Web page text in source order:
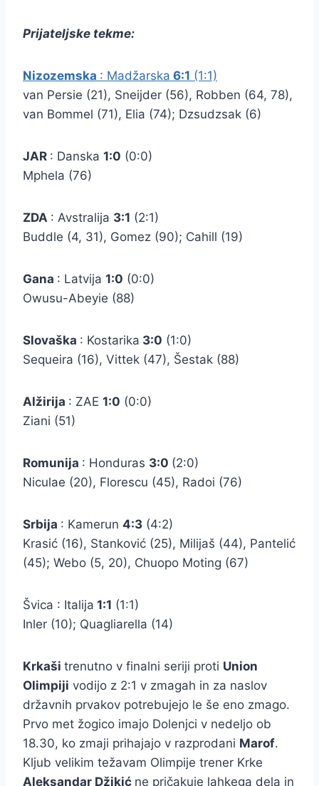
Prijateljske tekme:
Nizozemska : Madžarska 6:1 (1:1)
van Persie (21), Sneijder (56), Robben (64, 78),
van Bommel (71), Elia (74); Dzsudzsak (6)
JAR : Danska 1:0 (0:0)
Mphela (76)
ZDA : Avstralija 3:1 (2:1)
Buddle (4, 31), Gomez (90); Cahill (19)
Gana : Latvija 1:0 (0:0)
Owusu-Abeyie (88)
Slovaška : Kostarika 3:0 (1:0)
Sequeira (16), Vittek (47), Šestak (88)
Alžirija : ZAE 1:0 (0:0)
Ziani (51)
Romunija : Honduras 3:0 (2:0)
Niculae (20), Florescu (45), Radoi (76)
Srbija : Kamerun 4:3 (4:2)
Krasić (16), Stanković (25), Milijaš (44), Pantelić
(45); Webo (5, 20), Chuopo Moting (67)
Švica : Italija 1:1 (1:1)
Inler (10); Quagliarella (14)
Krkaši trenutno v finalni seriji proti Union
Olimpiji vodijo z 2:1 v zmagah in za naslov
državnih prvakov potrebujejo le še eno zmago.
Prvo met žogico imajo Dolenjci v nedeljo ob
18.30, ko zmaji prihajajo v razprodani Marof.
Kljub velikim težavam Olimpije trener Krke
Aleksandar Džikić ne pričakuje lahkega dela in